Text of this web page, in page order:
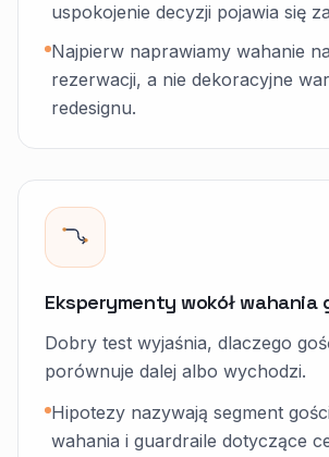
uspokojenie decyzji pojawia się
Najpierw naprawiamy wahanie
rezerwacji, a nie dekoracyjne
redesignu.
Eksperymenty wokół wahania
Dobry test wyjaśnia, dlaczego
porównuje dalej albo wychodzi.
Hipotezy nazywają segment
wahania i guardraile dotyczące